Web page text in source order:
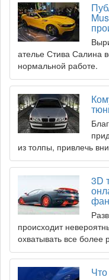
ателье Стива Салина
нормальной работе.
из толпы, привлечь
3D
происходит
охватывать все